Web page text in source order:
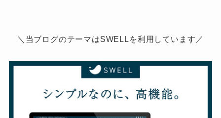
＼当ブログのテーマはSWELLを利用しています／